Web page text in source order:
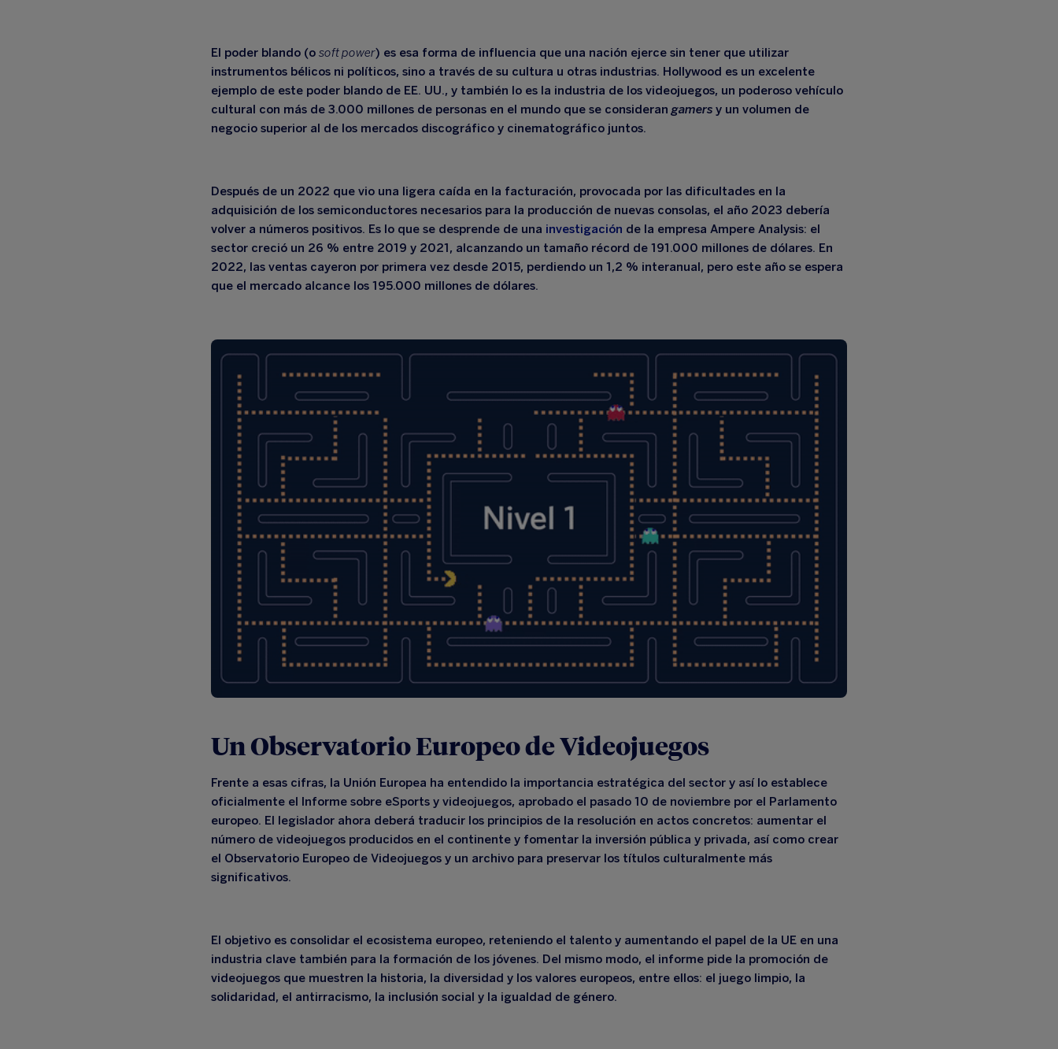
El poder blando (o soft power) es esa forma de influencia que una nación ejerce sin tener que utilizar
instrumentos bélicos ni políticos, sino a través de su cultura u otras industrias. Hollywood es un excelente
ejemplo de este poder blando de EE. UU., y también lo es la industria de los videojuegos, un poderoso vehículo
cultural con más de 3.000 millones de personas en el mundo que se considerangamers y un volumen de
negocio superior al de los mercados discográfico y cinematográfico juntos.
Después de un 2022 que vio una ligera caída en la facturación, provocada por las dificultades en la
adquisición de los semiconductores necesarios para la producción de nuevas consolas, el año 2023 debería
volver a números positivos. Es lo que se desprende de una investigación de la empresa Ampere Analysis: el
sector creció un 26 % entre 2019 y 2021, alcanzando un tamaño récord de 191.000 millones de dólares. En
2022, las ventas cayeron por primera vez desde 2015, perdiendo un 1,2 % interanual, pero este año se espera
que el mercado alcance los 195.000 millones de dólares.
Un Observatorio Europeo de Videojuegos
Frente a esas cifras, la Unión Europea ha entendido la importancia estratégica del sector y así lo establece
oficialmente el Informe sobre eSports y videojuegos, aprobado el pasado 10 de noviembre por el Parlamento
europeo. El legislador ahora deberá traducir los principios de la resolución en actos concretos: aumentar el
número de videojuegos producidos en el continente y fomentar la inversión pública y privada, así como crear
el Observatorio Europeo de Videojuegos y un archivo para preservar los títulos culturalmente más
significativos.
El objetivo es consolidar el ecosistema europeo, reteniendo el talento y aumentando el papel de la UE en una
industria clave también para la formación de los jóvenes. Del mismo modo, el informe pide la promoción de
videojuegos que muestren la historia, la diversidad y los valores europeos, entre ellos: el juego limpio, la
solidaridad, el antirracismo, la inclusión social y la igualdad de género.